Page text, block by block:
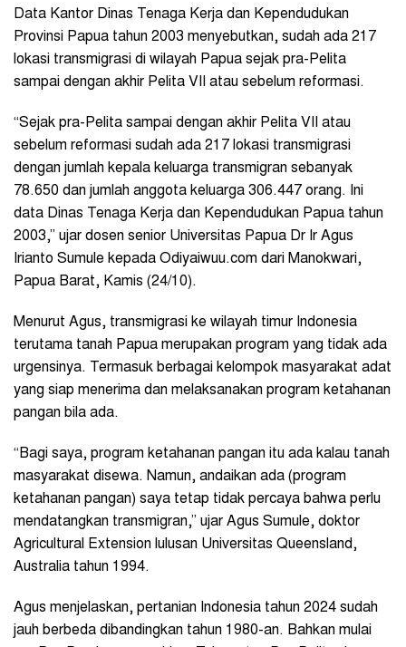
Data Kantor Dinas Tenaga Kerja dan Kependudukan
Provinsi Papua tahun 2003 menyebutkan, sudah ada 217
lokasi transmigrasi di wilayah Papua sejak pra-Pelita
sampai dengan akhir Pelita VII atau sebelum reformasi.
“Sejak pra-Pelita sampai dengan akhir Pelita VII atau
sebelum reformasi sudah ada 217 lokasi transmigrasi
dengan jumlah kepala keluarga transmigran sebanyak
78.650 dan jumlah anggota keluarga 306.447 orang. Ini
data Dinas Tenaga Kerja dan Kependudukan Papua tahun
2003,” ujar dosen senior Universitas Papua Dr Ir Agus
Irianto Sumule kepada Odiyaiwuu.com dari Manokwari,
Papua Barat, Kamis (24/10).
Menurut Agus, transmigrasi ke wilayah timur Indonesia
terutama tanah Papua merupakan program yang tidak ada
urgensinya. Termasuk berbagai kelompok masyarakat adat
yang siap menerima dan melaksanakan program ketahanan
pangan bila ada.
“Bagi saya, program ketahanan pangan itu ada kalau tanah
masyarakat disewa. Namun, andaikan ada (program
ketahanan pangan) saya tetap tidak percaya bahwa perlu
mendatangkan transmigran,” ujar Agus Sumule, doktor
Agricultural Extension lulusan Universitas Queensland,
Australia tahun 1994.
Agus menjelaskan, pertanian Indonesia tahun 2024 sudah
jauh berbeda dibandingkan tahun 1980-an. Bahkan mulai